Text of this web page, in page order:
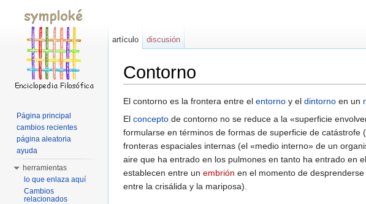
Contorno
El contorno es la frontera entre el entorno y el dintorno en un
El concepto de contorno no se reduce a la «superficie
formularse en términos de formas de superficie de catástrofe
fronteras espaciales internas (el «medio interno» de un
aire que ha entrado en los pulmones en tanto ha entrado en
establecen entre un embrión en el momento de
entre la crisálida y la mariposa).
artículo discusión
Página principal
cambios recientes
página aleatoria
ayuda
herramientas
lo que enlaza aquí
Cambios
relacionados